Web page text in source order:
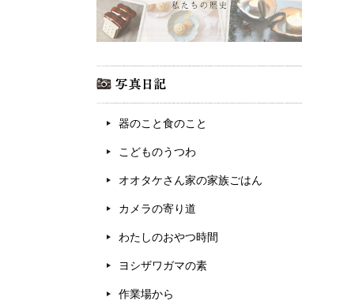
器のこと食のこと
こどものうつわ
オオタケさん家の家族ごはん
カメラの寄り道
わたしのおやつ時間
ヨシザワガマの素
作業場から